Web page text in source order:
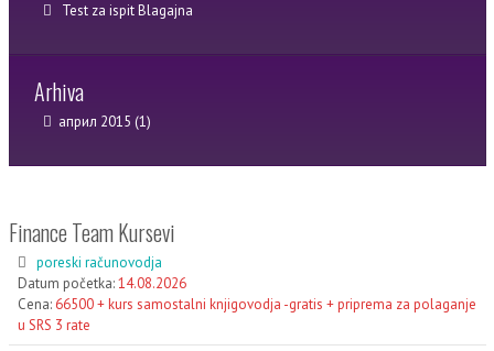
Test za ispit Blagajna
Arhiva
април 2015 (1)
Finance Team Kursevi
poreski računovodja
Datum početka:14.08.2026
Cena: 66500 + kurs samostalni knjigovodja -gratis + priprema za polaganje
u SRS 3 rate